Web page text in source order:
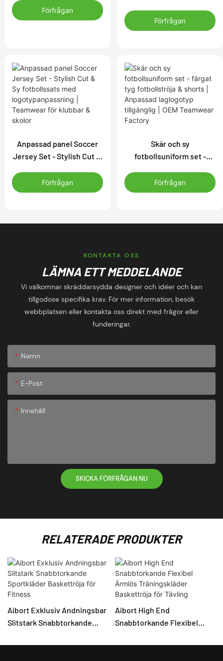
anpassad logotyp |
Träning &
Förfrågan
fotbollsuniform för
klubbar och skolor | LOGO
Förfrågan
Anpassad panel Soccer
Jersey Set - Stylish Cut &
logotypanpassning |
Teamwear för klubbar &
Förfrågan
Skär och sy
fotbollsuniform set -
shorts | Anpassad
laglogotyp tillgänglig |
Förfrågan
KONTAKTA OSS
LÄMNA ETT MEDDELANDE
Vi välkomnar skräddarsydda designer och idéer och kan
tillgodose specifika krav. För mer information, besök
webbplatsen eller kontakta oss direkt med frågor eller
funderingar.
Namn
E-Post
Innehåll
SKICKA FÖRFRÅGAN NU
RELATERADE PRODUKTER
Aibort Exklusiv Andningsbar
Slitstark Snabbtorkande
Fitness
Aibort High End
Snabbtorkande Flexibel
Baskettröja för Tävling